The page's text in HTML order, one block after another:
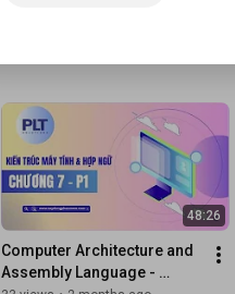
48:26
Computer Architecture and
Assembly Language -